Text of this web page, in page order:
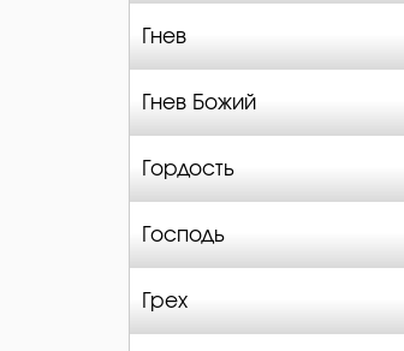
Гнев
Гнев Божий
Гордость
Господь
Грех